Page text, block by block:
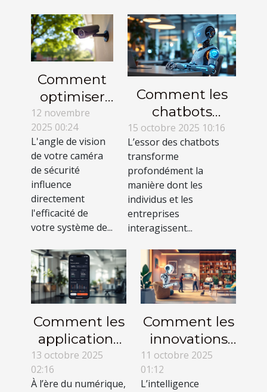
Comment
optimiser
l'angle de
vision de
votre
caméra de
sécurité?
12 novembre
2025 00:24
L'angle de vision
de votre caméra
de sécurité
influence
directement
l'efficacité de
votre système de...
Comment les
chatbots
révolutionnent-
ils la
communication
en ligne ?
15 octobre 2025 10:16
L’essor des chatbots
transforme
profondément la
manière dont les
individus et les
entreprises
interagissent...
Comment les
applications
sur mesure
transforment
13 octobre 2025
02:16
À l’ère du numérique,
Comment les
innovations
en IA
influencent-
11 octobre 2025
01:12
L’intelligence